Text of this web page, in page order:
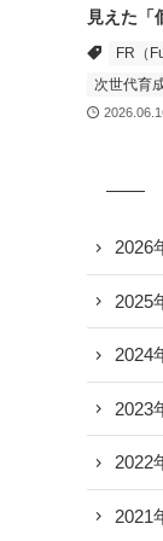
見えた「
FR（
次世代育
2026
2025
2024
2023
2022
2021